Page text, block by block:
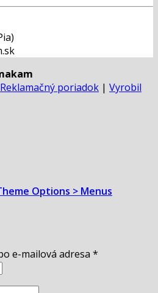
Reklamačný poriadok | Vyrobil
Options > Menus
e-mailová adresa *